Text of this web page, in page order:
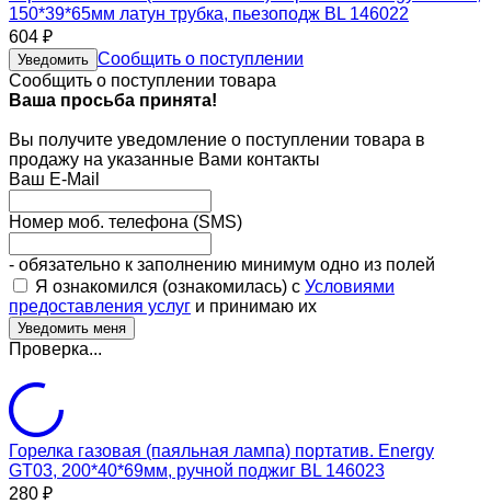
150*39*65мм латун трубка, пьезоподж BL 146022
604 ₽
Уведомить Сообщить о поступлении
Сообщить о поступлении товара
Ваша просьба принята!
Вы получите уведомление о поступлении товара в
продажу на указанные Вами контакты
Ваш E-Mail
Номер моб. телефона (SMS)
- обязательно к заполнению минимум одно из полей
Я ознакомился (ознакомилась) с Условиями
предоставления услуг и принимаю их
Проверка...
Горелка газовая (паяльная лампа) портатив. Energy
GT03, 200*40*69мм, ручной поджиг BL 146023
280 ₽